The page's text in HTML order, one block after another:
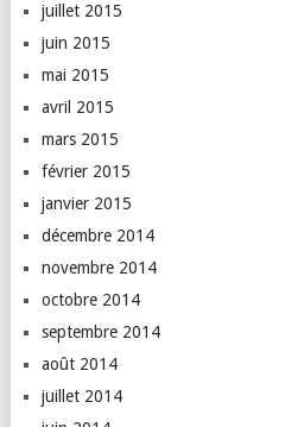
juillet 2015
juin 2015
mai 2015
avril 2015
mars 2015
février 2015
janvier 2015
décembre 2014
novembre 2014
octobre 2014
septembre 2014
août 2014
juillet 2014